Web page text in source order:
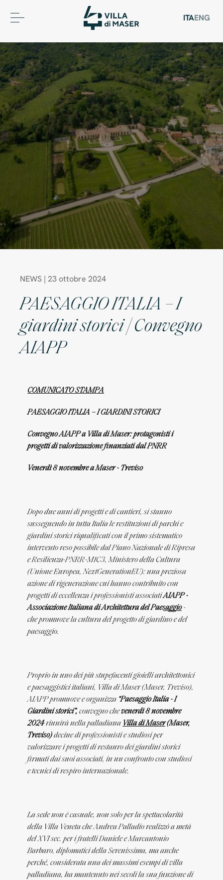
ITAENG
NEWS | 23 ottobre 2024
PAESAGGIO ITALIA – I
giardini storici | Convegno
AIAPP
COMUNICATO STAMPA
PAESAGGIO ITALIA – I GIARDINI STORICI
Convegno AIAPP a Villa di Maser: protagonisti i
progetti di valorizzazione finanziati dal PNRR
Venerdì 8 novembre a Maser - Treviso
Dopo due anni di progetti e di cantieri, si stanno
susseguendo in tutta Italia le restituzioni di parchi e
giardini storici riqualificati con il primo sistematico
intervento reso possibile dal Piano Nazionale di Ripresa
e Resilienza-PNRR-M1C3, Ministero della Cultura
(Unione Europea, NextGenerationEU): una preziosa
azione di rigenerazione cui hanno contribuito con
progetti di eccellenza i professionisti associatiAIAPP -
Associazione Italiana di Architettura del Paesaggio-
che promuove la cultura del progetto di giardino e del
paesaggio.
Proprio in uno dei più stupefacenti gioielli architettonici
e paesaggistici italiani, Villa di Maser (Maser, Treviso),
AIAPP promuove e organizza “Paesaggio Italia - I
Giardini storici”, convegno chevenerdì 8 novembre
2024riunirà nella palladiana Villa di Maser(Maser,
Treviso)decine di professionisti e studiosi per
valorizzare i progetti di restauro dei giardini storici
firmati dai suoi associati, in un confronto con studiosi
e tecnici di respiro internazionale.
La sede non è casuale, non solo per la spettacolarità
della Villa Veneta che Andrea Palladio realizzò a metà
del XVI sec. per i fratelli Daniele e Marcantonio
Barbaro, diplomatici della Serenissima, ma anche
perché, considerata una dei massimi esempi di villa
palladiana, ha mantenuto nei secoli la sua funzione di